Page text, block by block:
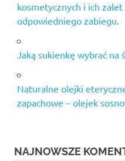
kosmetycznych i ich
odpowiedniego zabiegu.
Jaką sukienkę wybrać na
Naturalne olejki
zapachowe – olejek
NAJNOWSZE